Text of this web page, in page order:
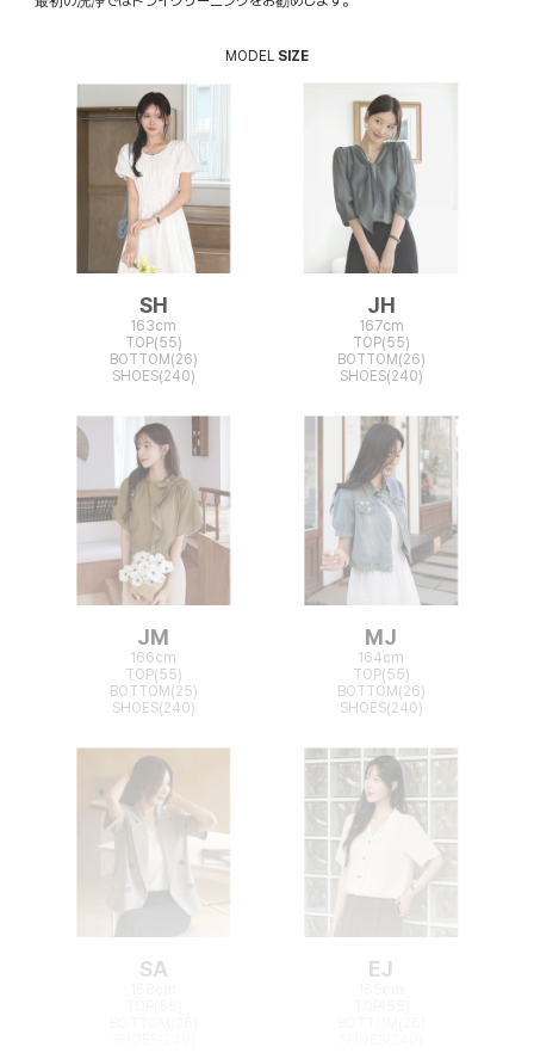
MODEL SIZE
SH
163cm
TOP(55)
BOTTOM(26)
SHOES(240)
JH
167cm
TOP(55)
BOTTOM(26)
SHOES(240)
JM
166cm
TOP(55)
BOTTOM(25)
SHOES(240)
MJ
164cm
TOP(55)
BOTTOM(26)
SHOES(240)
SA EJ